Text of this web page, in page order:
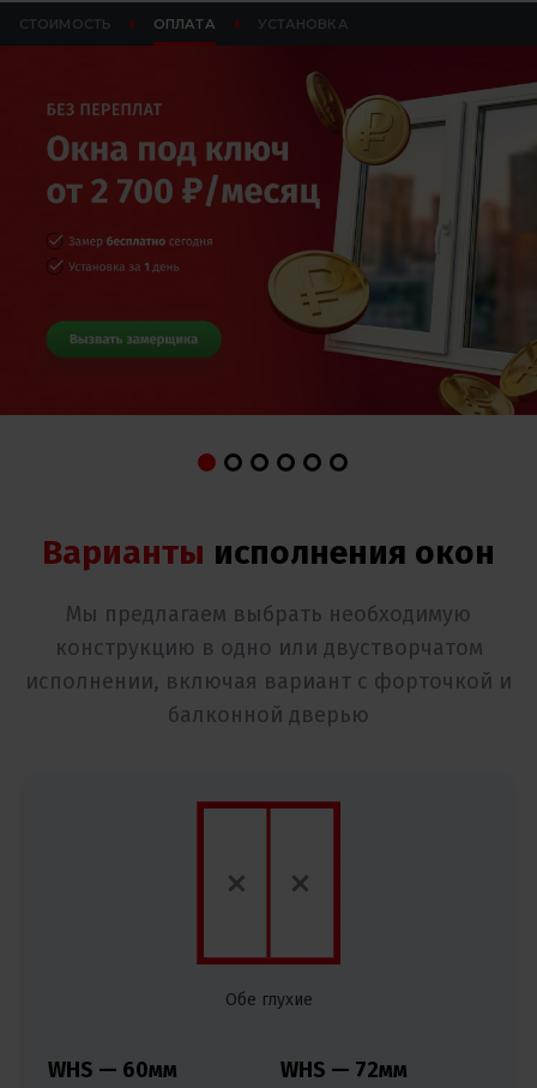
СТОИМОСТЬ ОПЛАТА УСТАНОВКА
Варианты исполнения окон
Мы предлагаем выбрать необходимую
конструкцию в одно или двустворчатом
исполнении, включая вариант с форточкой и
балконной дверью
Обе глухие
WHS — 60мм WHS — 72мм